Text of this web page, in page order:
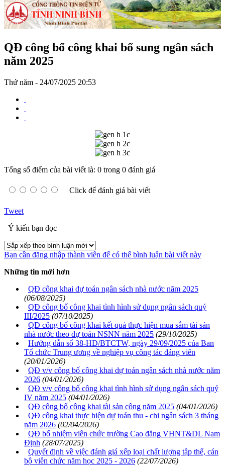
QĐ công bố công khai bổ sung ngân sách
năm 2025
Thứ năm - 24/07/2025 20:53
Tổng số điểm của bài viết là: 0 trong 0 đánh giá
Click để đánh giá bài viết
Tweet
Ý kiến bạn đọc
Bạn cần đăng nhập thành viên để có thể bình luận bài viết này
Những tin mới hơn
QĐ công khai dự toán ngân sách nhà nước năm 2025
(06/08/2025)
QĐ công bố công khai tình hình sử dụng ngân sách quý
III/2025 (07/10/2025)
QĐ công bố công khai kết quả thực hiện mua sắm tài sản
nhà nước theo dự toán NSNN năm 2025 (29/10/2025)
Hướng dẫn số 38-HD/BTCTW, ngày 29/09/2025 của Ban
Tổ chức Trung ương về nghiệp vụ công tác đảng viên
(20/01/2026)
QĐ v/v công bố công khai dự toán ngân sách nhà nước năm
2026 (04/01/2026)
QĐ v/v công bố công khai tình hình sử dụng ngân sách quý
IV năm 2025 (04/01/2026)
QĐ công bố công khai tài sản công năm 2025 (04/01/2026)
QĐ công khai thực hiện dự toán thu - chi ngân sách 3 tháng
năm 2026 (02/04/2026)
QĐ bổ nhiệm viên chức trường Cao đẳng VHNT&DL Nam
Định (28/07/2025)
Quyết định về việc đánh giá xếp loại chất lượng tập thể, cán
bộ viên chức năm học 2025 - 2026 (22/07/2026)